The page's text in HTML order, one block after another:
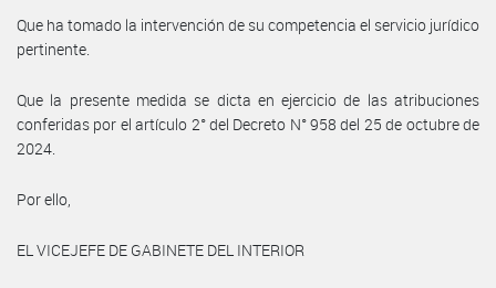
Que ha tomado la intervención de su competencia el servicio jurídico
pertinente.
Que la presente medida se dicta en ejercicio de las atribuciones
conferidas por el artículo 2° del Decreto N° 958 del 25 de octubre de
2024.
Por ello,
EL VICEJEFE DE GABINETE DEL INTERIOR